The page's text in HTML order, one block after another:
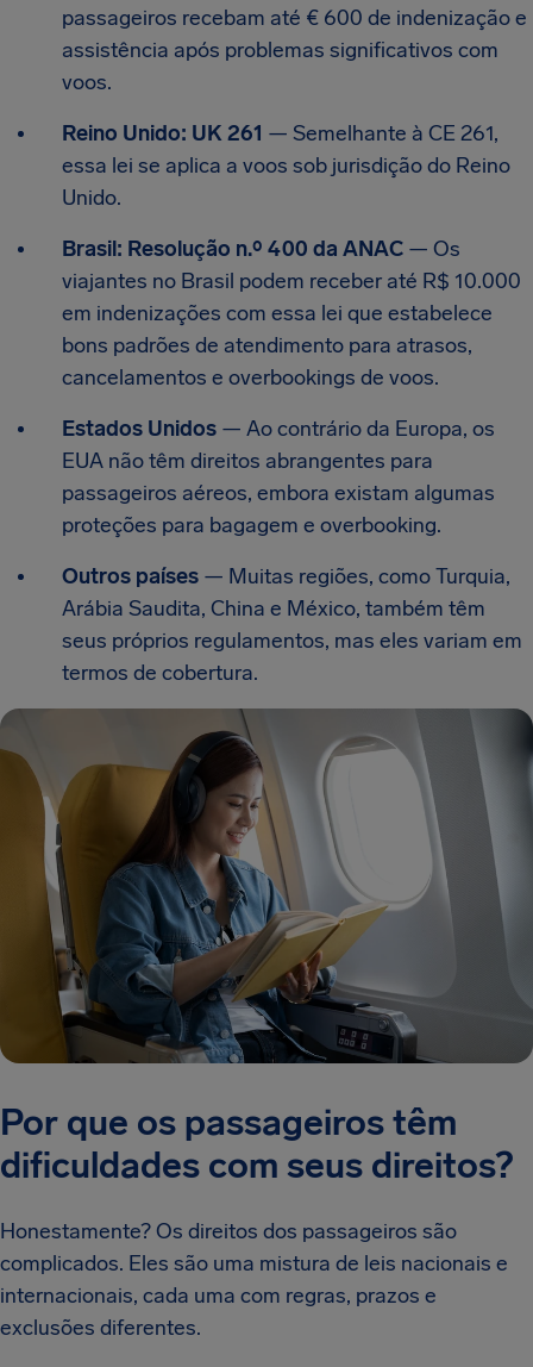
passageiros recebam até € 600 de indenização e
assistência após problemas significativos com
voos.
Reino Unido: UK 261 — Semelhante à CE 261,
essa lei se aplica a voos sob jurisdição do Reino
Unido.
Brasil: Resolução n.º 400 da ANAC — Os
viajantes no Brasil podem receber até R$ 10.000
em indenizações com essa lei que estabelece
bons padrões de atendimento para atrasos,
cancelamentos e overbookings de voos.
Estados Unidos — Ao contrário da Europa, os
EUA não têm direitos abrangentes para
passageiros aéreos, embora existam algumas
proteções para bagagem e overbooking.
Outros países — Muitas regiões, como Turquia,
Arábia Saudita, China e México, também têm
seus próprios regulamentos, mas eles variam em
termos de cobertura.
Por que os passageiros têm
dificuldades com seus direitos?
Honestamente? Os direitos dos passageiros são
complicados. Eles são uma mistura de leis nacionais e
internacionais, cada uma com regras, prazos e
exclusões diferentes.